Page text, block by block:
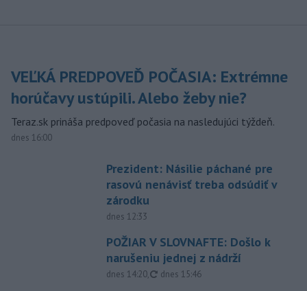
VEĽKÁ PREDPOVEĎ POČASIA: Extrémne
horúčavy ustúpili. Alebo žeby nie?
Teraz.sk prináša predpoveď počasia na nasledujúci týždeň.
dnes 16:00
Prezident: Násilie páchané pre
rasovú nenávisť treba odsúdiť v
zárodku
dnes 12:33
POŽIAR V SLOVNAFTE: Došlo k
narušeniu jednej z nádrží
dnes 14:20, aktualizované
dnes 15:46